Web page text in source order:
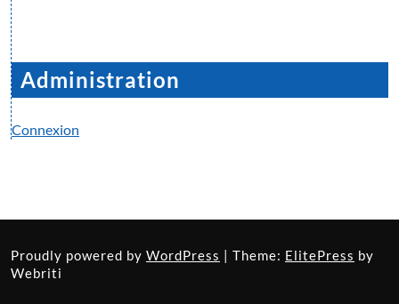
Administration
Connexion
Proudly powered by WordPress | Theme: ElitePress by
Webriti